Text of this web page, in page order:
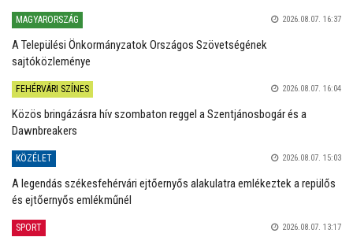
MAGYARORSZÁG 2026.08.07. 16:37
A Települési Önkormányzatok Országos Szövetségének
sajtóközleménye
FEHÉRVÁRI SZÍNES 2026.08.07. 16:04
Közös bringázásra hív szombaton reggel a Szentjánosbogár és a
Dawnbreakers
KÖZÉLET 2026.08.07. 15:03
A legendás székesfehérvári ejtőernyős alakulatra emlékeztek a repülős
és ejtőernyős emlékműnél
SPORT 2026.08.07. 13:17